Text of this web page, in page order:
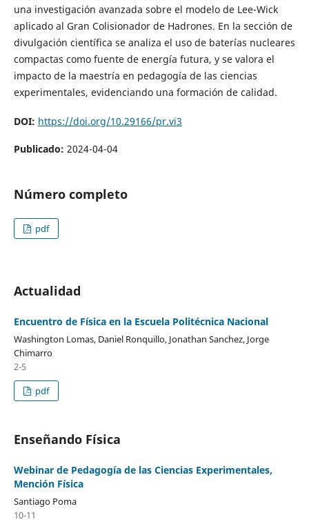
una investigación avanzada sobre el modelo de Lee-Wick
aplicado al Gran Colisionador de Hadrones. En la sección de
divulgación científica se analiza el uso de baterías nucleares
compactas como fuente de energía futura, y se valora el
impacto de la maestría en pedagogía de las ciencias
experimentales, evidenciando una formación de calidad.
DOI: https://doi.org/10.29166/pr.vi3
Publicado: 2024-04-04
Número completo
pdf
Actualidad
Encuentro de Física en la Escuela Politécnica Nacional
Washington Lomas, Daniel Ronquillo, Jonathan Sanchez, Jorge
Chimarro
2-5
pdf
Enseñando Física
Webinar de Pedagogía de las Ciencias Experimentales,
Mención Física
Santiago Poma
10-11